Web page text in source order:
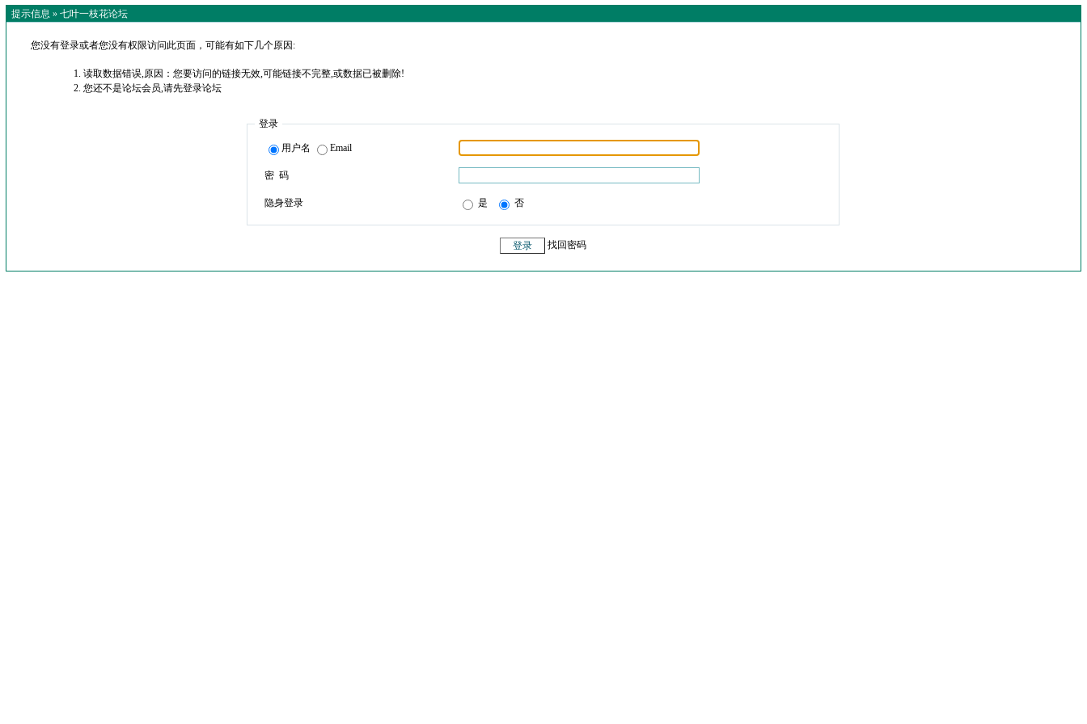
提示信息 » 七叶一枝花论坛
您没有登录或者您没有权限访问此页面，可能有如下几个原因:
读取数据错误,原因：您要访问的链接无效,可能链接不完整,或数据已被删除!
您还不是论坛会员,请先登录论坛
登录
用户名 Email
密 码
隐身登录 是 否
找回密码